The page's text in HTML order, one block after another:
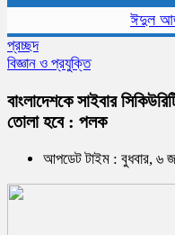
ঈদুল আজহার
প্রচ্ছদ
বিজ্ঞান ও প্রযুক্তি
বাংলাদেশকে সাইবার
তোলা হবে : পলক
আপডেট টাইম : বুধবার, ৬